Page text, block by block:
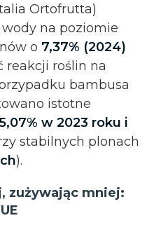
Ortofrutta)
na poziomie
o 7,37% (2024)
reakcji roślin na
bambusa
istotne
w 2023 roku i
stabilnych plonach
).
zużywając mniej: